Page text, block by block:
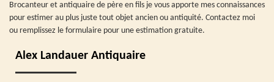
Brocanteur et antiquaire de père en fils je vous apporte mes connaissances
pour estimer au plus juste tout objet ancien ou antiquité. Contactez moi
ou remplissez le formulaire pour une estimation gratuite.
Alex Landauer Antiquaire